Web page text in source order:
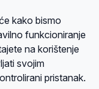
članica, među
Pravila privatnosti
kako bismo
funkcioniranje
na korištenje
svojim
pristanak.